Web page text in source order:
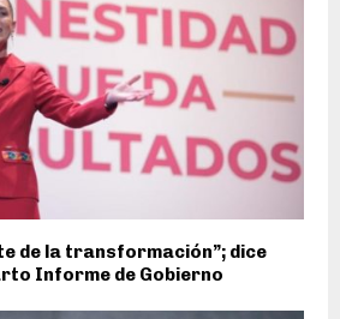
de la transformación”; dice
Informe de Gobierno